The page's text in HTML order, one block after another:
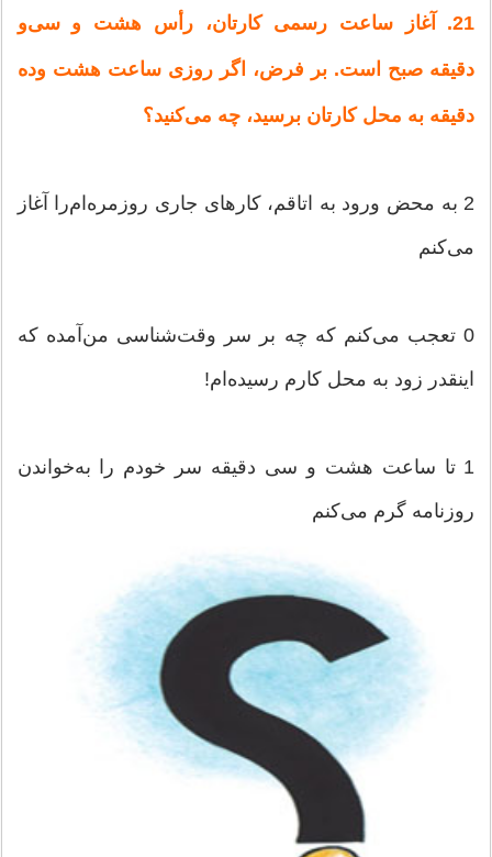
21. آغاز ساعت‌ رسمی‌ كارتان‌، رأس‌ هشت‌ و سی‌و
دقیقه‌ صبح‌ است‌. بر فرض‌، اگر روزی‌ ساعت‌ هشت‌ وده‌
دقیقه‌ به‌ محل‌ كارتان‌ برسید، چه‌ می‌كنید؟
2 به‌ محض‌ ورود به‌ اتاقم‌، كارهای‌ جاری‌ روزمره‌ام‌را آغاز
می‌كنم‌
0 تعجب‌ می‌كنم‌ كه‌ چه‌ بر سر وقت‌شناسی‌ من‌آمده‌ كه‌
اینقدر زود به‌ محل‌ كارم‌ رسیده‌ام‌!
1 تا ساعت‌ هشت‌ و سی‌ دقیقه‌ سر خودم‌ را به‌خواندن‌
روزنامه‌ گرم‌ می‌كنم‌